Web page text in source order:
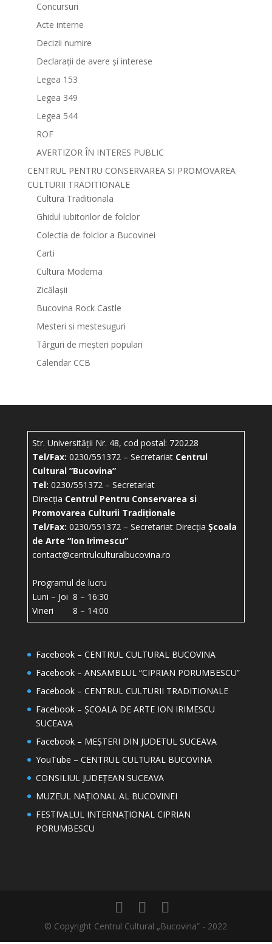
Concursuri
Acte interne
Decizii numire
Declarații de avere și interese
Legea 153
Legea 349
Legea 544
ROF
AVERTIZOR ÎN INTERES PUBLIC
CENTRUL PENTRU CONSERVAREA SI PROMOVAREA
CULTURII TRADITIONALE
Cultura Traditionala
Ghidul iubitorilor de folclor
Colectia de folclor a Bucovinei
Carti
Cultura Moderna
Zicălașii
Bucovina Rock Castle
Mesteri si mestesuguri
Târguri de meșteri populari
Calendar CCB
Str. Universității Nr. 48, cod postal: 720228
Tel/Fax: 0230/551372 – Secretariat Centrul
Cultural ”Bucovina”
Tel: 0230/551372 – Secretariat
Direcția Centrul Pentru Conservarea si
Promovarea Culturii Tradiționale
Tel/Fax: 0230/551372 – Secretariat Direcția Școala
de Arte “Ion Irimescu”
contact@centrulculturalbucovina.ro
Programul de lucru
Luni – Joi 8 – 16:30
Vineri 8 – 14:00
Facebook – CENTRUL CULTURAL BUCOVINA
Facebook – ANSAMBLUL “CIPRIAN PORUMBESCU”
Facebook – CENTRUL CULTURII TRADITIONALE
Facebook – ȘCOALA DE ARTE ION IRIMESCU
SUCEAVA
Facebook – MEȘTERI DIN JUDETUL SUCEAVA
YouTube – CENTRUL CULTURAL BUCOVINA
CONSILIUL JUDEȚEAN SUCEAVA
MUZEUL NAȚIONAL AL BUCOVINEI
FESTIVALUL INTERNAȚIONAL CIPRIAN
PORUMBESCU
© Copyright Centrul Cultural „Bucovina” - 2022